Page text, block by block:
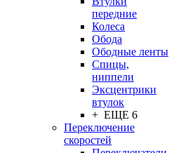
передние
Колеса
Обода
Ободные ленты
Спицы,
ниппели
Эксцентрики
втулок
+ ЕЩЕ 6
Переключение
скоростей